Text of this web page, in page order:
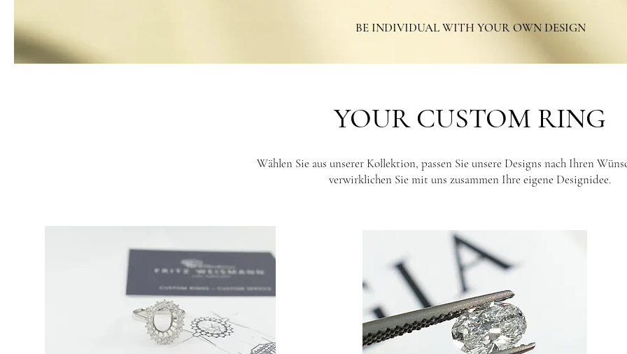
BE INDIVIDUAL WITH YOUR OWN DESIGN
YOUR CUSTOM RING
Wählen Sie aus unserer Kollektion, passen Sie unsere Designs nach Ihren
verwirklichen Sie mit uns zusammen Ihre eigene Designidee.